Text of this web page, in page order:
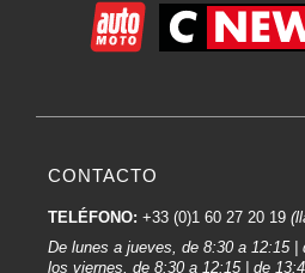
CONTACTO
TELÉFONO: +33 (0)1 60 27 20 19
De lunes a jueves, de 8:30 a 12:15 |
los viernes, de 8:30 a 12:15 | de